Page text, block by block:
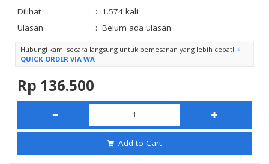
Dilihat
: 1.574 kali
Ulasan
: Belum ada ulasan
Hubungi kami secara langsung untuk pemesanan yang lebih cepat!
QUICK ORDER VIA WA
Rp 136.500
Add to Cart